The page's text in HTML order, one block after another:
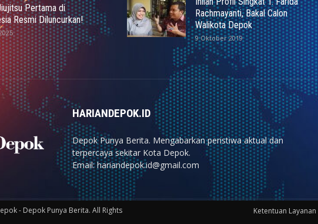
Pertama di
Resmi Diluncurkan!
Rachmayanti, Bakal Calon
Walikota Depok
9 Oktober 2019
HARIANDEPOK.ID
Depok Punya Berita. Mengabarkan peristiwa aktual dan
terpercaya sekitar Kota Depok.
Email: hariandepok.id@gmail.com
Ketentuan Layanan
- Depok Punya Berita. All Rights